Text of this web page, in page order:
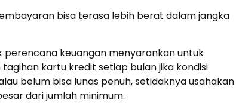
bisa terasa lebih berat dalam jangka
perencana keuangan menyarankan untuk
kartu kredit setiap bulan jika kondisi
belum bisa lunas penuh, setidaknya usahakan
dari jumlah minimum.